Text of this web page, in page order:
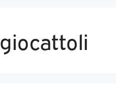
giocattoli